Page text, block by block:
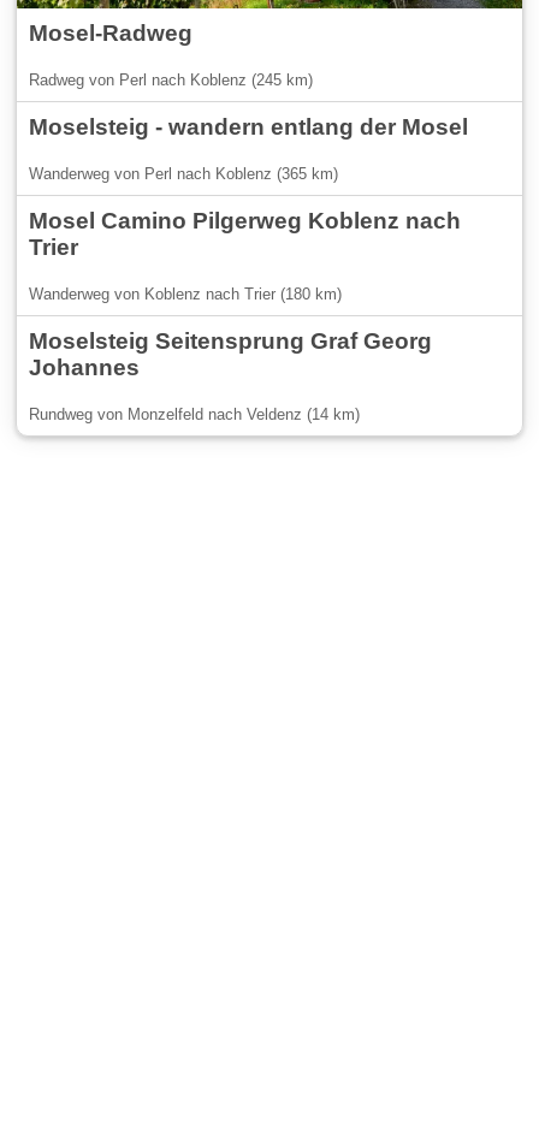
Mosel-Radweg
Radweg von Perl nach Koblenz (245 km)
Moselsteig - wandern entlang der Mosel
Wanderweg von Perl nach Koblenz (365 km)
Mosel Camino Pilgerweg Koblenz nach
Trier
Wanderweg von Koblenz nach Trier (180 km)
Moselsteig Seitensprung Graf Georg
Johannes
Rundweg von Monzelfeld nach Veldenz (14 km)